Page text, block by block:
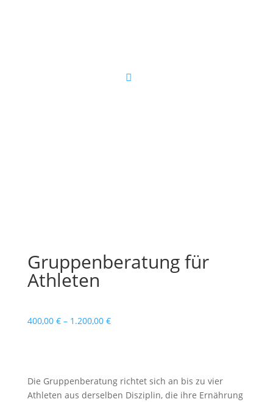
Gruppenberatung für
Athleten
400,00 €– 1.200,00 €
Die Gruppenberatung richtet sich an bis zu vier
Athleten aus derselben Disziplin, die ihre Ernährung